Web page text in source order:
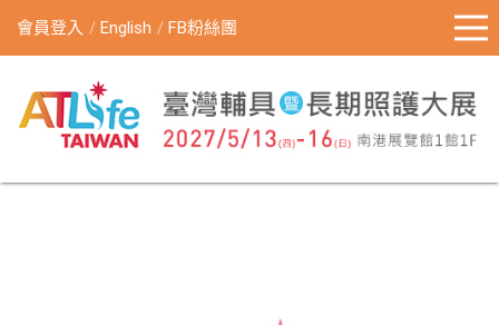
會員登入 English FB粉絲團